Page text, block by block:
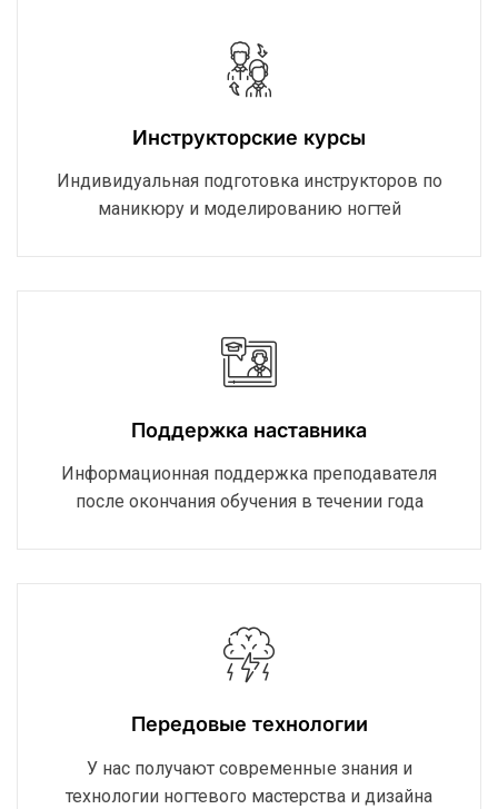
Инструкторские курсы
Индивидуальная подготовка инструкторов по
маникюру и моделированию ногтей
Поддержка наставника
Информационная поддержка преподавателя
после окончания обучения в течении года
Передовые технологии
У нас получают современные знания и
технологии ногтевого мастерства и дизайна